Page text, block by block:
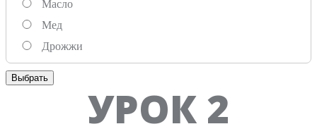
Масло
Мед
Дрожжи
Выбрать
УРОК 2